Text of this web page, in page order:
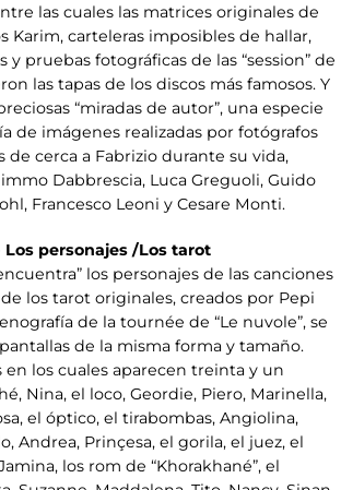
las cuales las matrices originales de
Karim, carteleras imposibles de hallar,
y pruebas fotográficas de las “session” de
las tapas de los discos más famosos. Y
“miradas de autor”, una especie
de imágenes realizadas por fotógrafos
de cerca a Fabrizio durante su vida,
Dabbrescia, Luca Greguoli, Guido
Francesco Leoni y Cesare Monti.
personajes /Los tarot
los personajes de las canciones
los tarot originales, creados por Pepi
de la tournée de “Le nuvole”, se
de la misma forma y tamaño.
los cuales aparecen treinta y un
Nina, el loco, Geordie, Piero, Marinella,
el óptico, el tirabombas, Angiolina,
Andrea, Prinçesa, el gorila, el juez, el
los rom de “Khorakhané”, el